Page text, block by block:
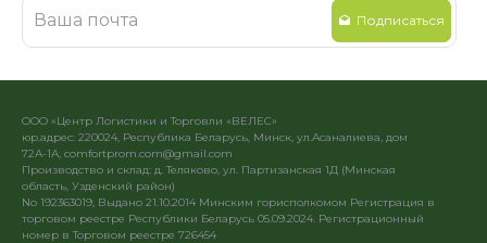
Подписаться
ООО «Центр Логистики и Торговли «ВЕЛЕС»
юр.адрес: 220024, Республика Беларусь, Минск, ул.Асаналиева, дом
72А-1А, comfortprom.com@gmail.com
Производство и склад: д. Теляково, ул. Партизанская 1Д (Минская
область, Узденский район)
No 192363019, Выдано 21.10.2014 Минским горисполкомом Регистрация в
торговом реестре Республики Беларусь 05.09.2024. Регистрационный
номер в Торговом реестре 726454